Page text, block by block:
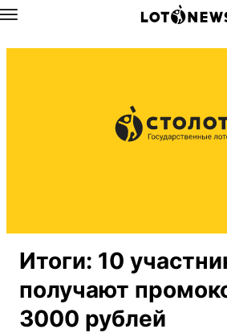
Назад
Итоги: 10
получают
3000 рублей